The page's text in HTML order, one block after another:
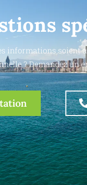
informations soient
? Demandez un